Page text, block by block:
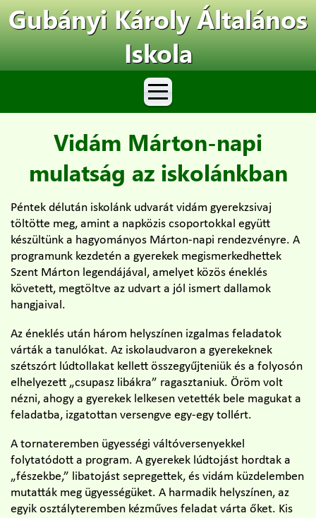
Gubányi Károly Általános
Iskola
Vidám Márton-napi
mulatság az iskolánkban
Péntek délután iskolánk udvarát vidám gyerekzsivaj
töltötte meg, amint a napközis csoportokkal együtt
készültünk a hagyományos Márton-napi rendezvényre. A
programunk kezdetén a gyerekek megismerkedhettek
Szent Márton legendájával, amelyet közös éneklés
követett, megtöltve az udvart a jól ismert dallamok
hangjaival.
Az éneklés után három helyszínen izgalmas feladatok
várták a tanulókat. Az iskolaudvaron a gyerekeknek
szétszórt lúdtollakat kellett összegyűjteniük és a folyosón
elhelyezett „csupasz libákra” ragasztaniuk. Öröm volt
nézni, ahogy a gyerekek lelkesen vetették bele magukat a
feladatba, izgatottan versengve egy-egy tollért.
A tornateremben ügyességi váltóversenyekkel
folytatódott a program. A gyerekek lúdtojást hordtak a
„fészekbe,” libatojást sepregettek, és vidám küzdelemben
mutatták meg ügyességüket. A harmadik helyszínen, az
egyik osztályteremben kézműves feladat várta őket. Kis